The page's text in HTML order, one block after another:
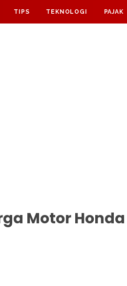
TIPS TEKNOLOGI PAJAK
Motor Honda